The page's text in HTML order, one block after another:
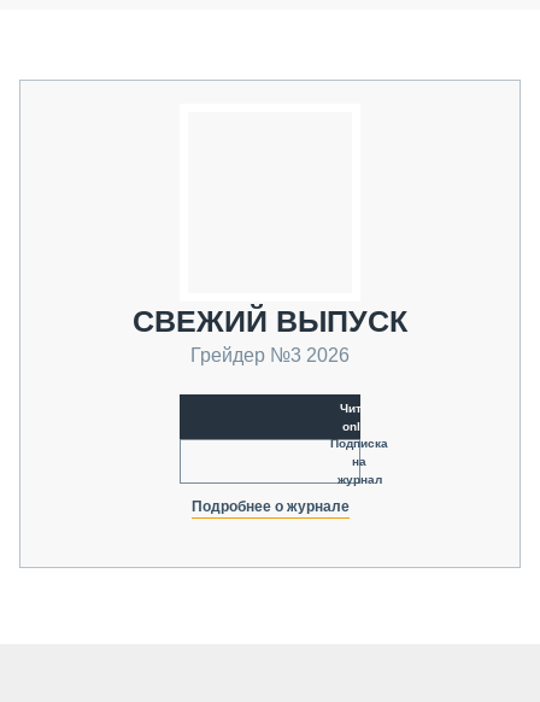
СВЕЖИЙ ВЫПУСК
Грейдер №3 2026
Читать
online
Подписка
на
журнал
Подробнее о журнале